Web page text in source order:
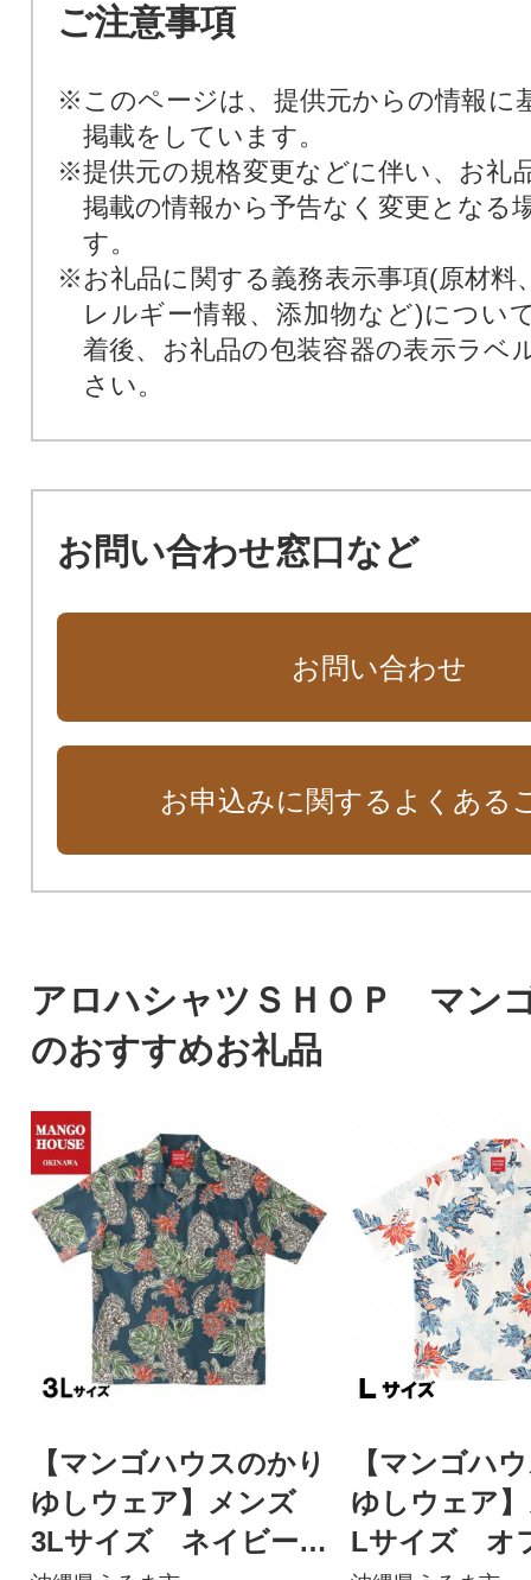
ご注意事項
※このページは、提供元からの情報に
掲載をしています。
※提供元の規格変更などに伴い、お礼
掲載の情報から予告なく変更となる
す。
※お礼品に関する義務表示事項(原材料
レルギー情報、添加物など)につい
着後、お礼品の包装容器の表示ラベ
さい。
お問い合わせ窓口など
お問い合わせ
お申込みに関するよくある
アロハシャツＳＨＯＰ マン
のおすすめお礼品
【マンゴハウスのかり
ゆしウェア】メンズ
3Lサイズ ネイビー
【マンゴハ
ゆしウェア
Lサイズ オ